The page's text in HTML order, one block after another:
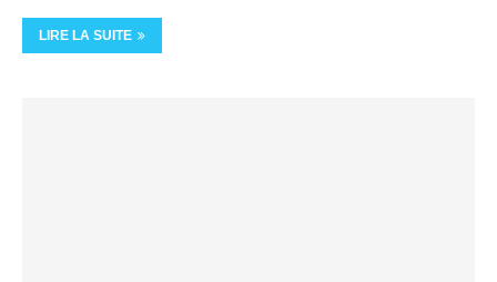
LIRE LA SUITE